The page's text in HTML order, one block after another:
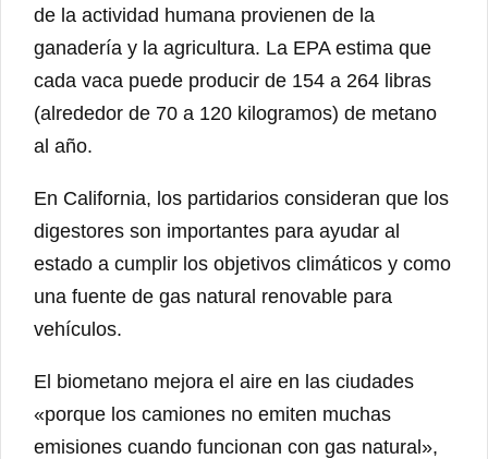
de la actividad humana provienen de la
ganadería y la agricultura. La EPA estima que
cada vaca puede producir de 154 a 264 libras
(alrededor de 70 a 120 kilogramos) de metano
al año.
En California, los partidarios consideran que los
digestores son importantes para ayudar al
estado a cumplir los objetivos climáticos y como
una fuente de gas natural renovable para
vehículos.
El biometano mejora el aire en las ciudades
«porque los camiones no emiten muchas
emisiones cuando funcionan con gas natural»,